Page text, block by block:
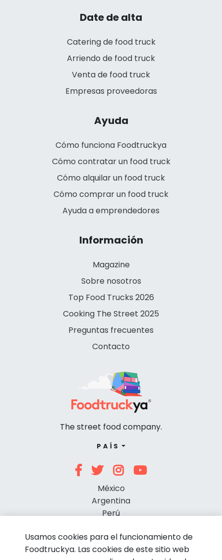
Date de alta
Catering de food truck
Arriendo de food truck
Venta de food truck
Empresas proveedoras
Ayuda
Cómo funciona Foodtruckya
Cómo contratar un food truck
Cómo alquilar un food truck
Cómo comprar un food truck
Ayuda a emprendedores
Información
Magazine
Sobre nosotros
Top Food Trucks 2026
Cooking The Street 2025
Preguntas frecuentes
Contacto
The street food company.
PAÍS
México
Argentina
Perú
Usamos cookies para el funcionamiento de
Foodtruckya. Las cookies de este sitio web